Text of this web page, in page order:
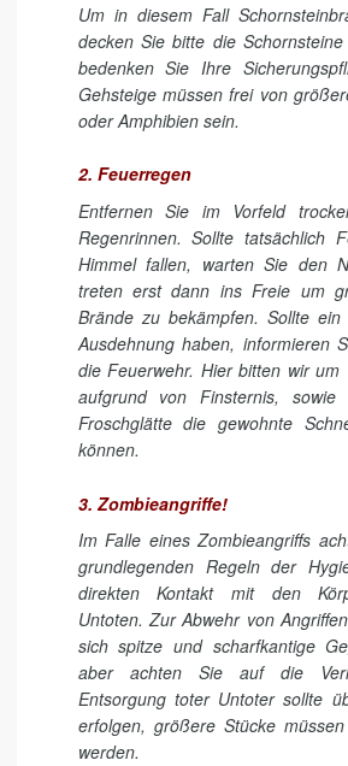
Um in diesem Fall
decken Sie bitte die
bedenken Sie Ihre
Gehsteige müssen frei von
oder Amphibien sein.
2. Feuerregen
Entfernen Sie im Vorfeld
Regenrinnen. Sollte tatsächlich
Himmel fallen, warten Sie den
treten erst dann ins Freie um
Brände zu bekämpfen. Sollte
Ausdehnung haben, informieren
die Feuerwehr. Hier bitten wir um
aufgrund von Finsternis, sowie
Froschglätte die gewohnte
können.
3. Zombieangriffe!
Im Falle eines Zombieangriffs
grundlegenden Regeln der
direkten Kontakt mit den
Untoten. Zur Abwehr von
sich spitze und scharfkantige
aber achten Sie auf die
Entsorgung toter Untoter sollte
erfolgen, größere Stücke
werden.